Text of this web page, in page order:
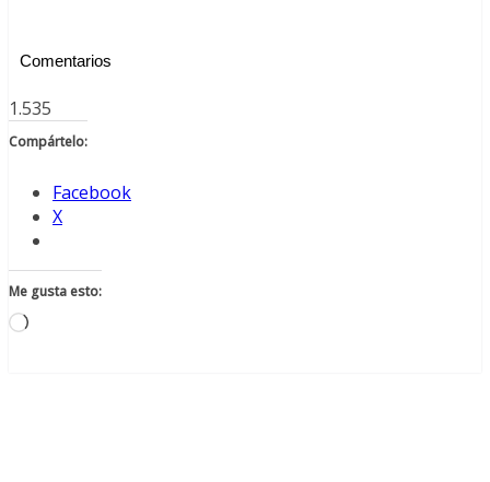
Comentarios
1.535
Compártelo:
Facebook
X
Me gusta esto:
Cargando...